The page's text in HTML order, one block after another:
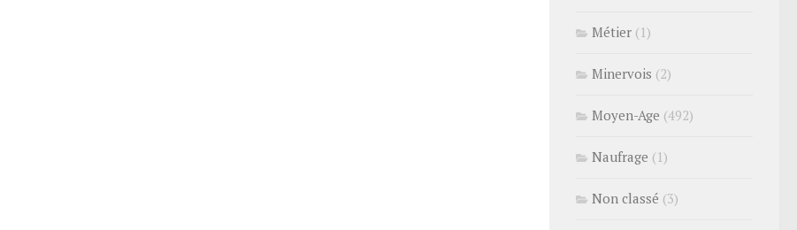
Métier (1)
Minervois (2)
Moyen-Age (492)
Naufrage (1)
Non classé (3)